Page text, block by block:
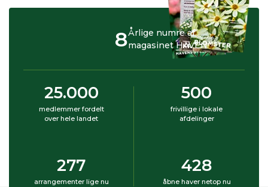
Årlige numre af
magasinet HAVEN
8
25.000
medlemmer fordelt
over hele landet
500
frivillige i lokale
afdelinger
277
arrangementer lige nu
428
åbne haver netop nu